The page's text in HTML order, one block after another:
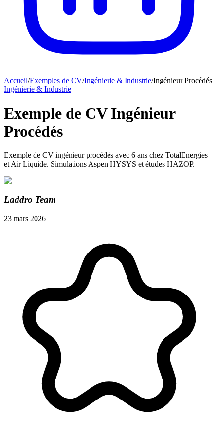
Accueil/Exemples de CV/Ingénierie & Industrie/Ingénieur Procédés
Ingénierie & Industrie
Exemple de CV Ingénieur
Procédés
Exemple de CV ingénieur procédés avec 6 ans chez TotalEnergies
et Air Liquide. Simulations Aspen HYSYS et études HAZOP.
Laddro Team
23 mars 2026